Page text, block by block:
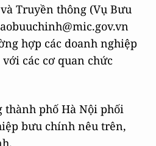
Truyền thông (Vụ Bưu
hợp các doanh nghiệp
các cơ quan chức
thành phố Hà Nội phối
bưu chính nêu trên,